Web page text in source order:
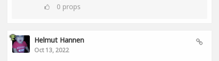
0 props
Helmut Hannen
Oct 13, 2022